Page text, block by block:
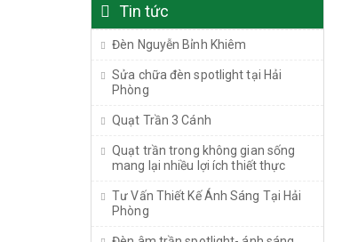
Tin tức
Đèn Nguyễn Bỉnh Khiêm
Sửa chữa đèn spotlight tại Hải
Phòng
Quạt Trần 3 Cánh
Quạt trần trong không gian sống
mang lại nhiều lợi ích thiết thực
Tư Vấn Thiết Kế Ánh Sáng Tại Hải
Phòng